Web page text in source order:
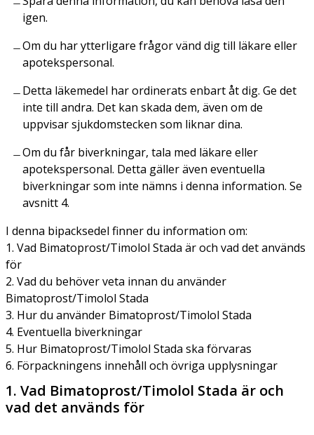
igen.
Om du har ytterligare frågor vänd dig till läkare eller
apotekspersonal.
Detta läkemedel har ordinerats enbart åt dig. Ge det
inte till andra. Det kan skada dem, även om de
uppvisar sjukdomstecken som liknar dina.
Om du får biverkningar, tala med läkare eller
apotekspersonal. Detta gäller även eventuella
biverkningar som inte nämns i denna information. Se
avsnitt 4.
I denna bipacksedel finner du information om:
1. Vad Bimatoprost/Timolol Stada är och vad det används
för
2. Vad du behöver veta innan du använder
Bimatoprost/Timolol Stada
3. Hur du använder Bimatoprost/Timolol Stada
4. Eventuella biverkningar
5. Hur Bimatoprost/Timolol Stada ska förvaras
6. Förpackningens innehåll och övriga upplysningar
1. Vad Bimatoprost/Timolol Stada är och
vad det används för